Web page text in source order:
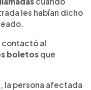
les habían dicho
contactó al
boletos que
la persona afectada